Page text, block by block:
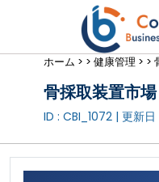
ホーム > > 健康管理 > >
骨採取装置市
ID : CBI_1072 | 更新日